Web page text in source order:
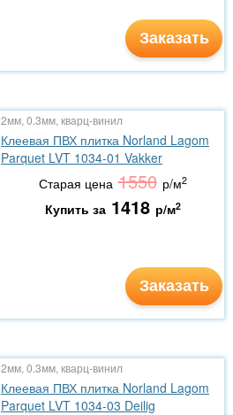
Заказать
2мм, 0.3мм, кварц-винил
Клеевая ПВХ плитка Norland Lagom
Parquet LVT 1034-01 Vakker
Старая цена 1550 р/м2
Купить за 1418 р/м2
Заказать
2мм, 0.3мм, кварц-винил
Клеевая ПВХ плитка Norland Lagom
Parquet LVT 1034-03 Deilig